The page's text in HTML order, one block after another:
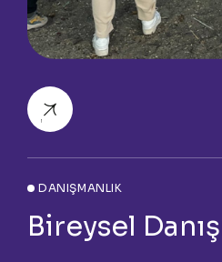
DANIŞMANLIK
Bireysel